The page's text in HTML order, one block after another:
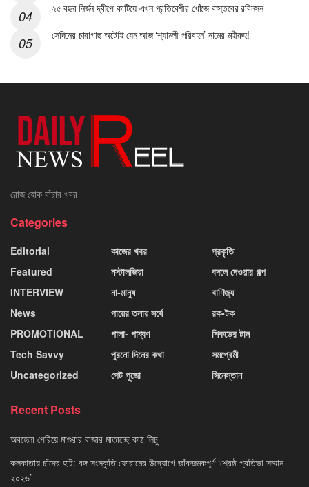
২৫ বছর নির্জন দ্বীপে কাটিয়ে এখন প্রতিবেশীর খোঁজে বাস্তবের রবিনসন
সেদিনের চারাগাছ অটোই যেন আজ ‘শ্যামলী পরিবহন’ নামের মহীরুহ!
রোজ হোক বাঁচার খবর
Categories
Editorial
Featured
INTERVIEW
News
PROMOTIONAL
Tech Savvy
Uncategorized
কাজের খবর
নস্টালজিয়া
না-মানুষ
পায়ের তলায় সর্ষে
পালা- পাব্বণ
পুরনো দিনের কথা
পেট পুজো
প্রকৃতি
বদলে দেওয়ার গল্প
বাণিজ্য
রক-টক
শিকড়ের টান
সমপ্রেমী
সিনেস্তান
Recent Posts
অবহেলা পেরিয়ে মাগুরার বাজার মাতাচ্ছে কাঠ লিচু
কলকাতায় চাঁদের হাট: বঙ্গ সংস্কৃতি ফোরামের উদ্যোগে জাঁকজমকপূর্ণ ‘শ্রেষ্ঠ প্রতিভা সম্মান
২০২৬’